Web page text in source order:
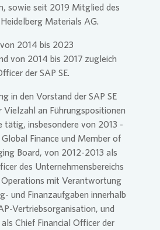
sowie seit 2019 Mitglied des
Materials AG.
2014 bis 2023
von 2014 bis 2017 zugleich
der SAP SE.
in den Vorstand der SAP SE
Vielzahl an Führungspositionen
tätig, insbesondere von 2013 -
Finance und Member of
Board, von 2012-2013 als
des Unternehmensbereichs
mit Verantwortung
und Finanzaufgaben innerhalb
Vertriebsorganisation, und
Chief Financial Officer der